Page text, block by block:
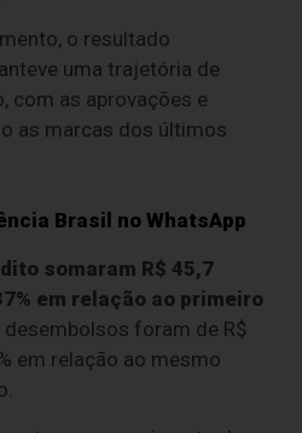
o resultado
uma trajetória de
com as aprovações e
as marcas dos últimos
Brasil no WhatsApp
somaram R$ 45,7
em relação ao primeiro
desembolsos foram de R$
em relação ao mesmo